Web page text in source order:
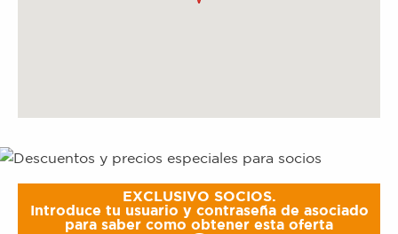
EXCLUSIVO SOCIOS.
Introduce tu usuario y contraseña de asociado
para saber como obtener esta oferta